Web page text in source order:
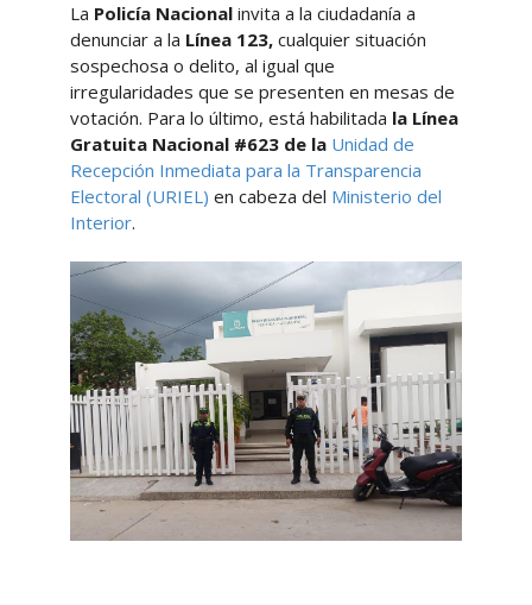
La Policía Nacionalinvita a la ciudadanía a
denunciar a la Línea 123,cualquier situación
sospechosa o delito, al igual que
irregularidades que se presenten en mesas de
votación. Para lo último, está habilitada la Línea
Gratuita Nacional #623 de la Unidad de
Recepción Inmediata para la Transparencia
Electoral (URIEL) en cabeza del Ministerio del
Interior.